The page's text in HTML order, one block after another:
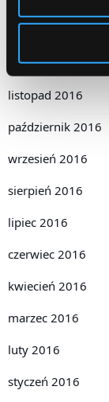
styczeń 2017
grudzień 2016
listopad 2016
październik 2016
wrzesień 2016
sierpień 2016
lipiec 2016
czerwiec 2016
kwiecień 2016
marzec 2016
luty 2016
styczeń 2016